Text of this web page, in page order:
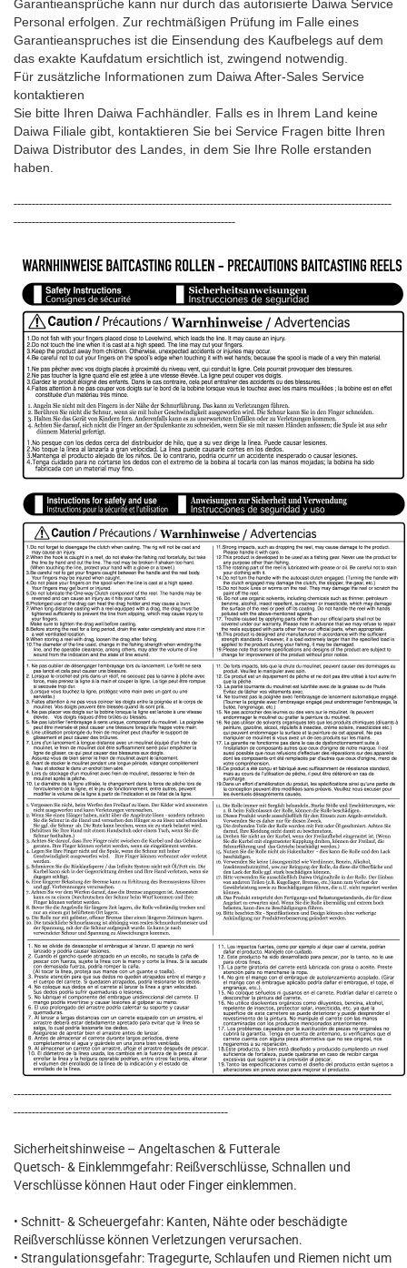
Garantieansprüche kann nur durch das autorisierte Daiwa Service
Personal erfolgen. Zur rechtmäßigen Prüfung im Falle eines
Garantieanspruches ist die Einsendung des Kaufbelegs auf dem
das exakte Kaufdatum ersichtlich ist, zwingend notwendig.
Für zusätzliche Informationen zum Daiwa After-Sales Service
kontaktieren
Sie bitte Ihren Daiwa Fachhändler. Falls es in Ihrem Land keine
Daiwa Filiale gibt, kontaktieren Sie bei Service Fragen bitte Ihren
Daiwa Distributor des Landes, in dem Sie Ihre Rolle erstanden
haben.
--------------------------------------------------------------------------------------------------------
-------------------------------------------------------------
--------------------------------------------------------------------------------------------------------
-----------------------------------------------------------
Sicherheitshinweise – Angeltaschen & Futterale
Quetsch- & Einklemmgefahr: Reißverschlüsse, Schnallen und
Verschlüsse können Haut oder Finger einklemmen.
• Schnitt- & Scheuergefahr: Kanten, Nähte oder beschädigte
Reißverschlüsse können Verletzungen verursachen.
• Strangulationsgefahr: Tragegurte, Schlaufen und Riemen nicht um